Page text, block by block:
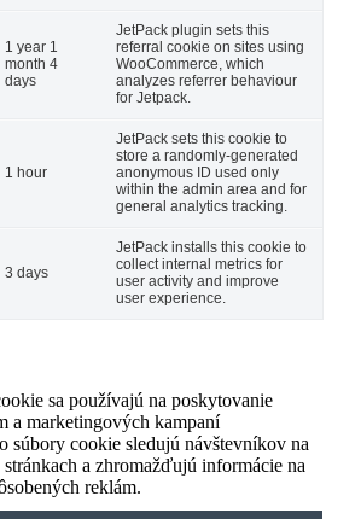
1 year 1
month 4
days
JetPack plugin sets this
referral cookie on sites using
WooCommerce, which
analyzes referrer behaviour
for Jetpack.
1 hour
JetPack sets this cookie to
store a randomly-generated
anonymous ID used only
within the admin area and for
general analytics tracking.
3 days
JetPack installs this cookie to
collect internal metrics for
user activity and improve
user experience.
sa používajú na poskytovanie
a marketingových kampaní
súbory cookie sledujú návštevníkov na
a zhromažďujú informácie na
reklám.